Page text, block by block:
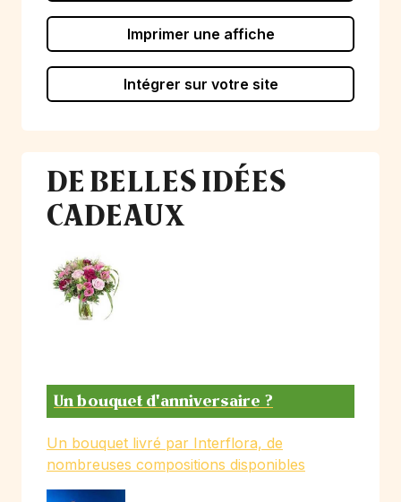
Imprimer une affiche
Intégrer sur votre site
DE BELLES IDÉES
CADEAUX
Un bouquet d'anniversaire ?
Un bouquet livré par Interflora, de
nombreuses compositions disponibles